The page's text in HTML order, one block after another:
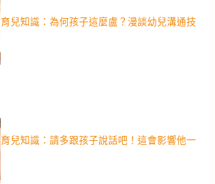
育兒知識：為何孩子這麼盧？漫談幼兒溝通技
育兒知識：請多跟孩子說話吧！這會影響他一